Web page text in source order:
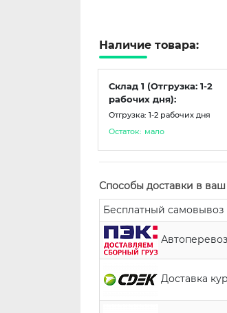
Наличие товара:
Склад 1 (Отгрузка: 1-2
рабочих дня):
Отгрузка: 1-2 рабочих дня
Остаток: мало
Способы доставки в
Бесплатный самовывоз
Доставка